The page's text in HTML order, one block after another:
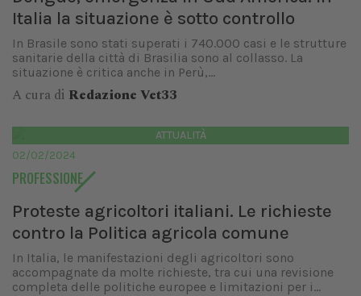
Italia la situazione è sotto controllo
In Brasile sono stati superati i 740.000 casi e le strutture
sanitarie della città di Brasilia sono al collasso. La
situazione è critica anche in Perù,...
A cura di Redazione Vet33
ATTUALITÀ
02/02/2024
PROFESSIONE
Proteste agricoltori italiani. Le richieste
contro la Politica agricola comune
In Italia, le manifestazioni degli agricoltori sono
accompagnate da molte richieste, tra cui una revisione
completa delle politiche europee e limitazioni per i...